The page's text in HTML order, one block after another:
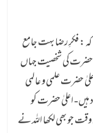
: فکرِ رضا بہت جامع
کی شخصیت جہاں
حضرت علمی و عالمی
ہیں- اعلیٰ حضرت کو
جو بھی لکھا اللہ نے